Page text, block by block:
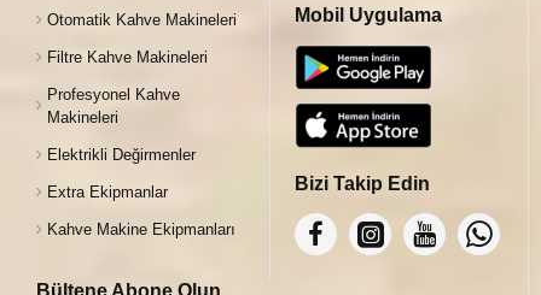
Otomatik Kahve Makineleri
Filtre Kahve Makineleri
Profesyonel Kahve
Makineleri
Elektrikli Değirmenler
Extra Ekipmanlar
Kahve Makine Ekipmanları
Mobil Uygulama
Bizi Takip Edin
Bültene Abone Olun